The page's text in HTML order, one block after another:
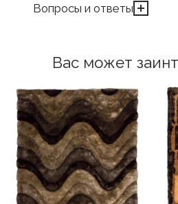
Вопросы и ответы
Вас может